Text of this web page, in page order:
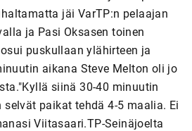
jäi VarTP:n pelaajan
ja Pasi Oksasen toinen
puskullaan ylähirteen ja
aikana Steve Melton oli jo
siinä 30-40 minuutin
paikat tehdä 4-5 maalia. Ei
Viitasaari.TP-Seinäjoelta